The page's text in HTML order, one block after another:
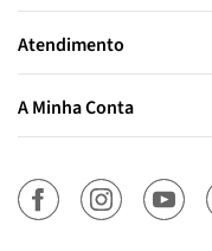
Atendimento
A Minha Conta